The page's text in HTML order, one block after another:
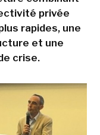
privée
rapides, une
et une
crise.